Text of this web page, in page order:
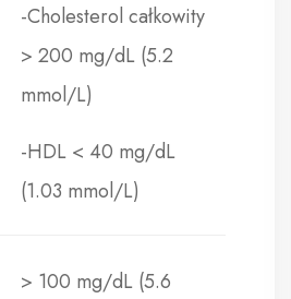
-Cholesterol całkowity
> 200 mg/dL (5.2
mmol/L)
-HDL < 40 mg/dL
(1.03 mmol/L)
> 100 mg/dL (5.6